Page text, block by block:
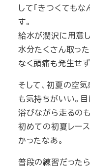
して「きつくてもな
す。
給水が潤沢に用意
水分たくさん取っ
なく頭痛も発生せ
そして、初夏の空
も気持ちがいい。
浴びながら走るの
初めての初夏レー
かったなあ。
普段の練習だった